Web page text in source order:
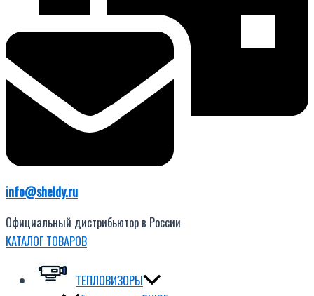
info@sheldy.ru
Официальный дистрибьютор в России
КАТАЛОГ ТОВАРОВ
ТЕПЛОВИЗОРЫ